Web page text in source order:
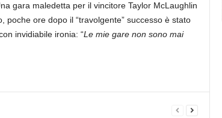
gara maledetta per il vincitore Taylor McLaughlin
ore dopo il “travolgente” successo è stato
invidiabile ironia: “Le mie gare non sono mai